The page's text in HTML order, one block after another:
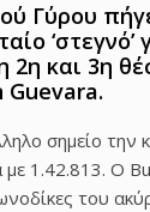
Γύρου
και 3η
Guevara.
σημείο την
1.42.813. Ο
του